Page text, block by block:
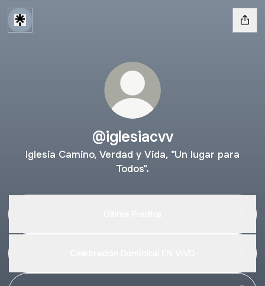
@iglesiacvv
Iglesia Camino, Verdad y Vida, "Un lugar para
Todos".